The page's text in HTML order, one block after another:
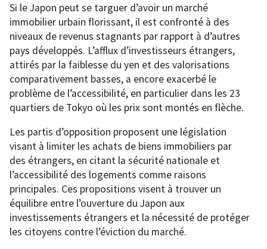
Si le Japon peut se targuer d’avoir un marché
immobilier urbain florissant, il est confronté à des
niveaux de revenus stagnants par rapport à d’autres
pays développés. L’afflux d’investisseurs étrangers,
attirés par la faiblesse du yen et des valorisations
comparativement basses, a encore exacerbé le
problème de l’accessibilité, en particulier dans les 23
quartiers de Tokyo où les prix sont montés en flèche.
Les partis d’opposition proposent une législation
visant à limiter les achats de biens immobiliers par
des étrangers, en citant la sécurité nationale et
l’accessibilité des logements comme raisons
principales. Ces propositions visent à trouver un
équilibre entre l’ouverture du Japon aux
investissements étrangers et la nécessité de protéger
les citoyens contre l’éviction du marché.